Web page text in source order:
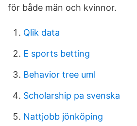
för både män och kvinnor.
Qlik data
E sports betting
Behavior tree uml
Scholarship pa svenska
Nattjobb jönköping